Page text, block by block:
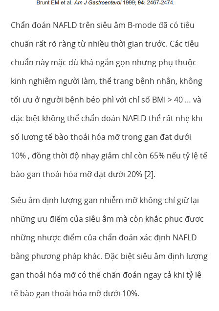
Chẩn đoán NAFLD trên siêu âm B-mode đã có tiêu
chuẩn rất rõ ràng từ nhiều thời gian trước. Các tiêu
chuẩn này mặc dù khá ngắn gọn nhưng phụ thuộc
kinh nghiệm người làm, thể trạng bệnh nhân, không
tối ưu ở người bệnh béo phì với chỉ số BMI > 40 … và
đặc biệt không thể chẩn đoán NAFLD thể rất nhẹ khi
số lượng tế bào thoái hóa mỡ trong gan đạt dưới
10% , đồng thời độ nhạy giảm chỉ còn 65% nếu tỷ lệ tế
bào gan thoái hóa mỡ đạt dưới 20% [2].
Siêu âm định lượng gan nhiễm mỡ không chỉ giữ lại
những ưu điểm của siêu âm mà còn khắc phục được
những nhược điểm của chẩn đoán xác định NAFLD
bằng phương pháp khác. Đặc biệt siêu âm định lượng
gan thoái hóa mỡ có thể chẩn đoán ngay cả khi tỷ lệ
tế bào gan thoái hóa mỡ dưới 10%.